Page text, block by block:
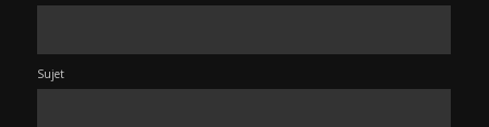
Sujet